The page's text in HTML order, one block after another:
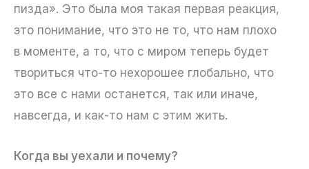
пизда». Это была моя такая первая реакция,
это понимание, что это не то, что нам плохо
в моменте, а то, что с миром теперь будет
твориться что-то нехорошее глобально, что
это все с нами останется, так или иначе,
навсегда, и как-то нам с этим жить.
Когда вы уехали и почему?